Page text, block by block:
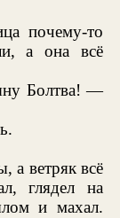
почему-то
а она всё
Болтва! —
а ветряк всё
глядел на
и махал.